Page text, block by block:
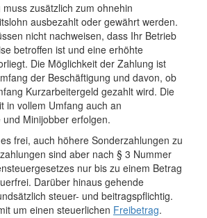
zusätzlich zum ohnehin
ausbezahlt oder gewährt werden.
nicht nachweisen, dass Ihr Betrieb
betroffen ist und eine erhöhte
Die Möglichkeit der Zahlung ist
der Beschäftigung und davon, ob
Kurzarbeitergeld gezahlt wird. Die
in vollem Umfang auch an
Minijobber erfolgen.
frei, auch höhere Sonderzahlungen zu
sind aber nach § 3 Nummer
nur bis zu einem Betrag
Darüber hinaus gehende
steuer- und beitragspflichtig.
um einen steuerlichen Freibetrag.